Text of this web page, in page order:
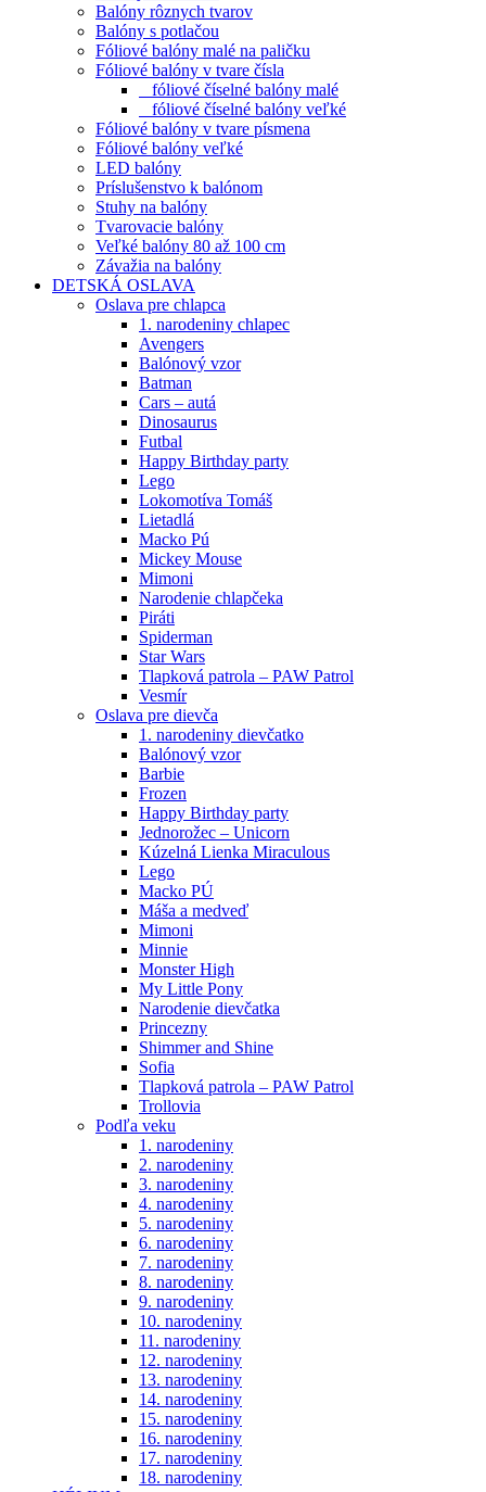
Balóny rôznych tvarov
Balóny s potlačou
Fóliové balóny malé na paličku
Fóliové balóny v tvare čísla
fóliové číselné balóny malé
fóliové číselné balóny veľké
Fóliové balóny v tvare písmena
Fóliové balóny veľké
LED balóny
Príslušenstvo k balónom
Stuhy na balóny
Tvarovacie balóny
Veľké balóny 80 až 100 cm
Závažia na balóny
DETSKÁ OSLAVA
Oslava pre chlapca
1. narodeniny chlapec
Avengers
Balónový vzor
Batman
Cars – autá
Dinosaurus
Futbal
Happy Birthday party
Lego
Lokomotíva Tomáš
Lietadlá
Macko Pú
Mickey Mouse
Mimoni
Narodenie chlapčeka
Piráti
Spiderman
Star Wars
Tlapková patrola – PAW Patrol
Vesmír
Oslava pre dievča
1. narodeniny dievčatko
Balónový vzor
Barbie
Frozen
Happy Birthday party
Jednorožec – Unicorn
Kúzelná Lienka Miraculous
Lego
Macko PÚ
Máša a medveď
Mimoni
Minnie
Monster High
My Little Pony
Narodenie dievčatka
Princezny
Shimmer and Shine
Sofia
Tlapková patrola – PAW Patrol
Trollovia
Podľa veku
1. narodeniny
2. narodeniny
3. narodeniny
4. narodeniny
5. narodeniny
6. narodeniny
7. narodeniny
8. narodeniny
9. narodeniny
10. narodeniny
11. narodeniny
12. narodeniny
13. narodeniny
14. narodeniny
15. narodeniny
16. narodeniny
17. narodeniny
18. narodeniny